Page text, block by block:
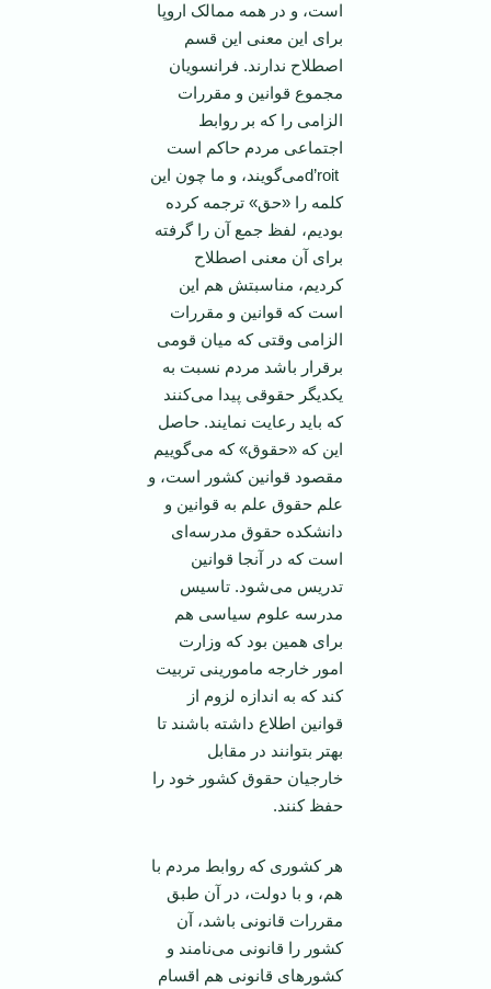
است، و در همه ممالک اروپا
برای این معنی این قسم
اصطلاح ندارند. فرانسویان
مجموع قوانین و مقررات
الزامی را که بر روابط
اجتماعی مردم حاکم است
d’roitمی‌گویند، و ما چون این
کلمه را «حق» ترجمه کرده
بودیم، لفظ جمع آن را گرفته
برای آن معنی اصطلاح
کردیم، مناسبتش هم این
است که قوانین و مقررات
الزامی وقتی که میان قومی
برقرار باشد مردم نسبت به
یکدیگر حقوقی پیدا می‌کنند
که باید رعایت نمایند. حاصل
این که «حقوق» که می‌گوییم
مقصود قوانین کشور است، و
علم حقوق علم به قوانین و
دانشکده حقوق مدرسه‌ای
است که در آنجا قوانین
تدریس می‌شود. تاسیس
مدرسه علوم سیاسی هم
برای همین بود که وزارت
امور خارجه مامورینی تربیت
کند که به اندازه لزوم از
قوانین اطلاع داشته باشند تا
بهتر بتوانند در مقابل
خارجیان حقوق کشور خود را
حفظ کنند.
هر کشوری که روابط مردم با
هم، و با دولت، در آن طبق
مقررات قانونی باشد، آن
کشور را قانونی می‌نامند و
کشورهای قانونی هم اقسام